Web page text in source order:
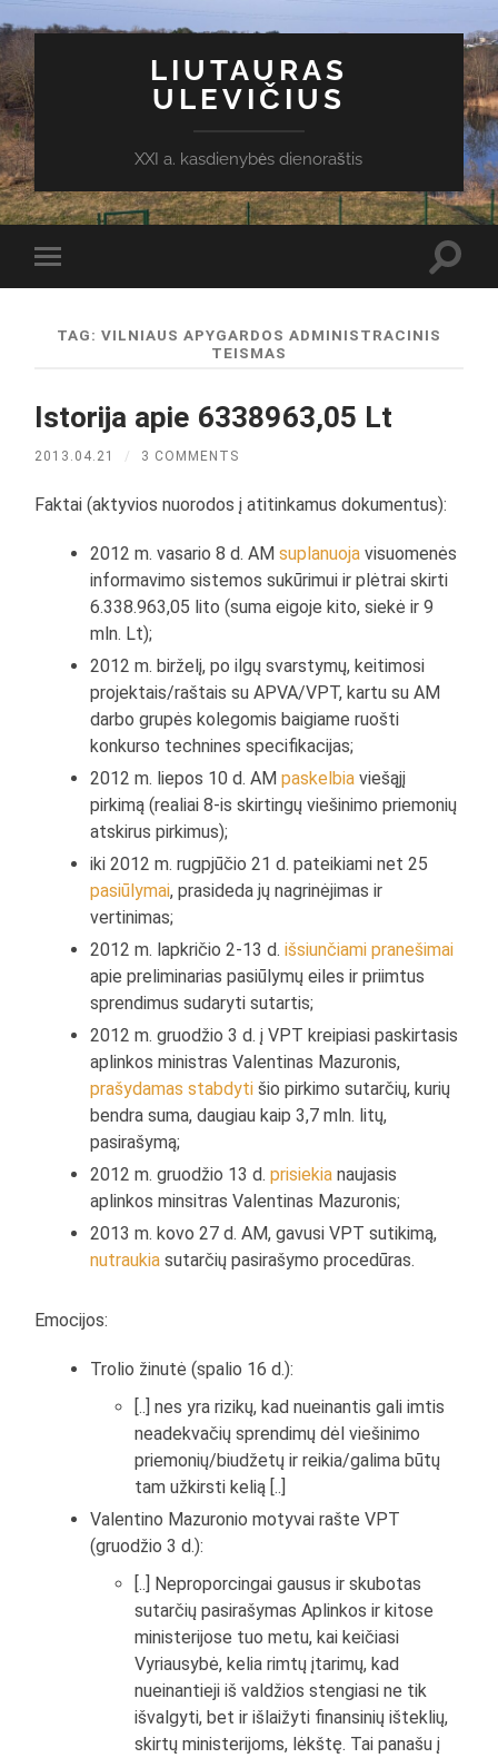
LIUTAURAS
ULEVIČIUS
XXI a. kasdienybės dienoraštis
Toggle
mobile
TAG: VILNIAUS APYGARDOS ADMINISTRACINIS
TEISMAS
Istorija apie 6338963,05 Lt
2013.04.21 / 3 COMMENTS
Faktai (aktyvios nuorodos į atitinkamus dokumentus):
2012 m. vasario 8 d. AMsuplanuoja visuomenės
informavimo sistemos sukūrimui ir plėtrai skirti
6.338.963,05 lito (suma eigoje kito, siekė ir 9
mln. Lt);
2012 m. birželį, po ilgų svarstymų, keitimosi
projektais/raštais su APVA/VPT, kartu su AM
darbo grupės kolegomis baigiame ruošti
konkurso technines specifikacijas;
2012 m. liepos 10 d. AMpaskelbia viešąjį
pirkimą (realiai 8-is skirtingų viešinimo priemonių
atskirus pirkimus);
iki 2012 m. rugpjūčio 21 d. pateikiami net 25
pasiūlymai, prasideda jų nagrinėjimas ir
vertinimas;
2012 m. lapkričio 2-13 d.išsiunčiami pranešimai
apie preliminarias pasiūlymų eiles ir priimtus
sprendimus sudaryti sutartis;
2012 m. gruodžio 3 d. į VPT kreipiasi paskirtasis
aplinkos ministras Valentinas Mazuronis,
prašydamas stabdyti šio pirkimo sutarčių, kurių
bendra suma, daugiau kaip 3,7 mln. litų,
pasirašymą;
2012 m. gruodžio 13 d.prisiekia naujasis
aplinkos minsitras Valentinas Mazuronis;
2013 m. kovo 27 d. AM, gavusi VPT sutikimą,
nutraukia sutarčių pasirašymo procedūras.
Emocijos:
Trolio žinutė (spalio 16 d.):
[..] nes yra rizikų, kad nueinantis gali imtis
neadekvačių sprendimų dėl viešinimo
priemonių/biudžetų ir reikia/galima būtų
tam užkirsti kelią [..]
Valentino Mazuronio motyvai rašte VPT
(gruodžio 3 d.):
[..] Neproporcingai gausus ir skubotas
sutarčių pasirašymas Aplinkos ir kitose
ministerijose tuo metu, kai keičiasi
Vyriausybė, kelia rimtų įtarimų, kad
nueinantieji iš valdžios stengiasi ne tik
išvalgyti, bet ir išlaižyti finansinių išteklių,
skirtų ministerijoms, lėkštę. Tai panašu į